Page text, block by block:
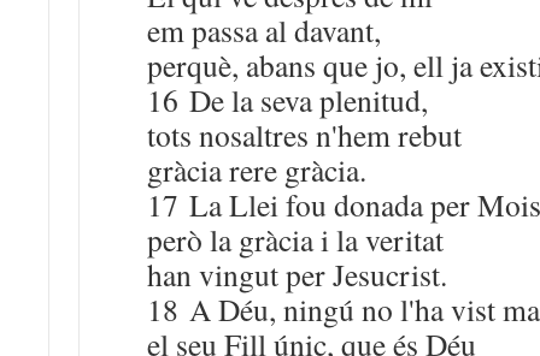
em passa al davant,
perquè, abans que jo, ell ja
16 De la seva plenitud,
tots nosaltres n'hem rebut
gràcia rere gràcia.
17 La Llei fou donada per
però la gràcia i la veritat
han vingut per Jesucrist.
18 A Déu, ningú no l'ha vist
el seu Fill únic, que és Déu